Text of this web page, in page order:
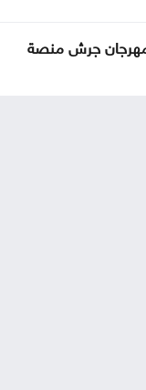
مهرجان جرش منصة